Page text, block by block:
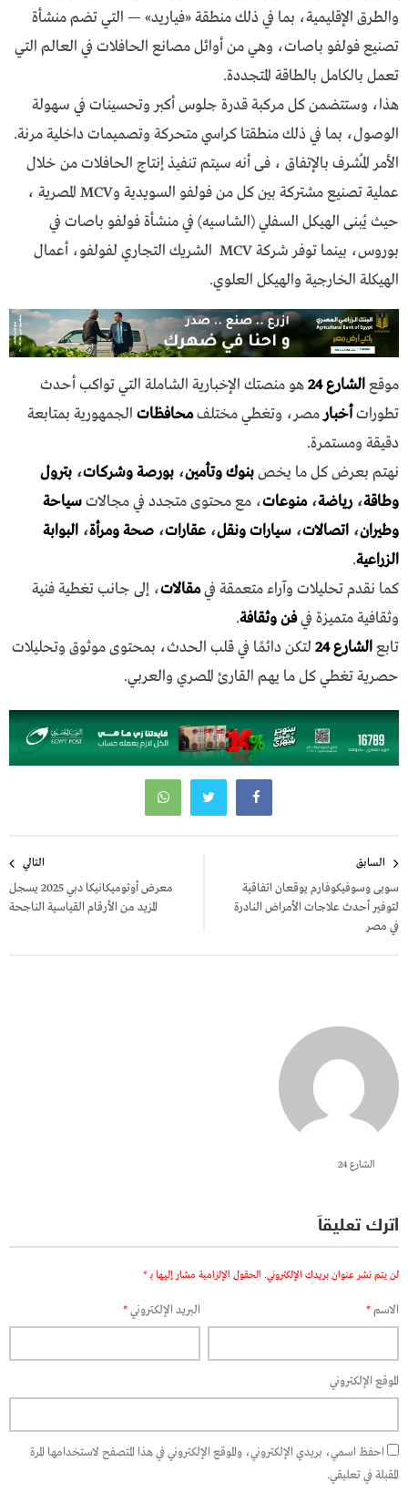
والطرق الإقليمية، بما في ذلك منطقة «فياريد» — التي تضم منشأة
تصنيع فولفو باصات، وهي من أوائل مصانع الحافلات في العالم التي
تعمل بالكامل بالطاقة المتجددة.
هذا، وستتضمن كل مركبة قدرة جلوس أكبر وتحسينات في سهولة
الوصول، بما في ذلك منطقتا كراسي متحركة وتصميمات داخلية مرنة.
الأمر المُشرف بالإتفاق ، فى أنه سيتم تنفيذ إنتاج الحافلات من خلال
عملية تصنيع مشتركة بين كل من فولفو السويدية وMCV المصرية ،
حيث يُبنى الهيكل السفلي (الشاسيه) في منشأة فولفو باصات في
بوروس، بينما توفر شركة MCV الشريك التجاري لفولفو، أعمال
الهيكلة الخارجية والهيكل العلوي.
موقعالشارع 24
هو منصتك الإخبارية الشاملة التي تواكب أحدث
تطوراتأخبار مصر، وتغطي مختلفمحافظات الجمهورية بمتابعة
دقيقة ومستمرة.
نهتم بعرض كل ما يخصبنوك وتأمين، بورصة وشركات، بترول
وطاقة، رياضة،منوعات، مع محتوى متجدد في مجالاتسياحة
وطيران، اتصالات، سيارات ونقل، عقارات، صحة ومرأة، البوابة
الزراعية.
كما نقدم تحليلات وآراء متعمقة فيمقالات، إلى جانب تغطية فنية
وثقافية متميزة فيفن وثقافة.
تابعالشارع 24
لتكن دائمًا في قلب الحدث، بمحتوى موثوق وتحليلات
حصرية تغطي كل ما يهم القارئ المصري والعربي.
المقالات
السابق
سوبى وسوفيكوفارم يوقعان اتفاقية
لتوفير أحدث علاجات الأمراض النادرة
في مصر
التالي
معرض أوتوميكانيكا دبي 2025 يسجل
المزيد من الأرقام القياسية الناجحة
الشارع 24
اترك تعليقاً
لن يتم نشر عنوان بريدك الإلكتروني. الحقول الإلزامية مشار إليها بـ *
الاسم* البريد الإلكتروني*
الموقع الإلكتروني
احفظ اسمي، بريدي الإلكتروني، والموقع الإلكتروني في هذا المتصفح لاستخدامها المرة
المقبلة في تعليقي.